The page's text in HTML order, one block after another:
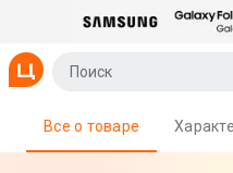
Все о товаре